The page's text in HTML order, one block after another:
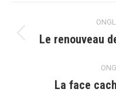
Navigation
de
commentaire
Le renouveau
La face